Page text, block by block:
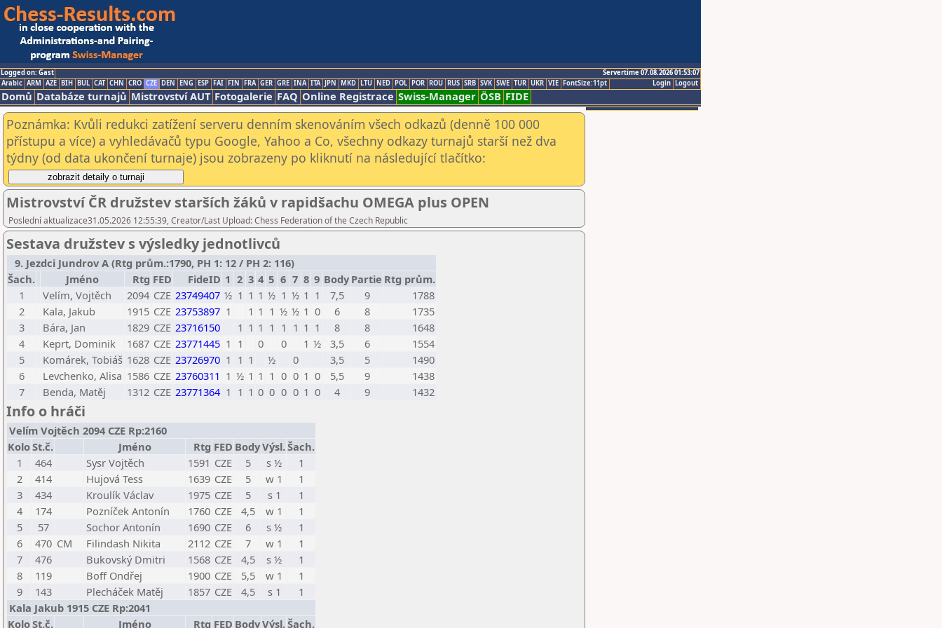
Logged on: Gast
Servertime 07.08.2026 01:53:07
Logout
Login
Arabic ARM AZE BIH BUL CAT CHN CRO CZE DEN ENG ESP FAI FIN FRA GER GRE INA ITA JPN MKD LTU NED POL POR ROU RUS SRB SVK SWE TUR UKR VIE FontSize:11pt
Domů Databáze turnajů Mistrovství AUT Fotogalerie FAQ Online Registrace Swiss-Manager ÖSB FIDE
Poznámka: Kvůli redukci zatížení serveru denním skenováním všech odkazů (denně 100 000
přístupu a více) a vyhledávačů typu Google, Yahoo a Co, všechny odkazy turnajů starší než dva
týdny (od data ukončení turnaje) jsou zobrazeny po kliknutí na následující tlačítko:
Mistrovství ČR družstev starších žáků v rapidšachu OMEGA plus OPEN
Poslední aktualizace31.05.2026 12:55:39, Creator/Last Upload: Chess Federation of the Czech Republic
Sestava družstev s výsledky jednotlivců
9. Jezdci Jundrov A (Rtg prům.:1790, PH 1: 12 / PH 2: 116)
Šach.
Jméno Rtg FED FideID 1 2 3 4 5 6 7 8 9 Body Partie Rtg prům.
1
Velím, Vojtěch 2094 CZE 23749407 ½ 1 1 1 ½ 1 ½ 1 1 7,5 9
1788
2
Kala, Jakub 1915 CZE 23753897 1 1 1 1 ½ ½ 1 0 6 8
1735
3
Bára, Jan 1829 CZE 23716150 1 1 1 1 1 1 1 1 8 8
1648
4
Keprt, Dominik 1687 CZE 23771445 1 1 0 0 1 ½ 3,5 6
1554
5
Komárek, Tobiáš 1628 CZE 23726970 1 1 1 ½ 0 3,5 5
1490
6
Levchenko, Alisa 1586 CZE 23760311 1 ½ 1 1 1 0 0 1 0 5,5 9
1438
7
Benda, Matěj 1312 CZE 23771364 1 1 1 0 0 0 0 1 0 4 9 1432
Info o hráči
Velím Vojtěch 2094 CZE Rp:2160
KoloSt.č. Jméno Rtg FED BodyVýsl.Šach.
1
464 Sysr Vojtěch 1591 CZE 5 s ½
1
2
414 Hujová Tess 1639 CZE 5 w 1
1
3
434 Kroulík Václav 1975 CZE 5 s 1
1
4
174 Pozníček Antonín 1760 CZE 4,5 w 1
1
5
57 Sochor Antonín 1690 CZE 6 s ½
1
6
470 CM Filindash Nikita 2112 CZE 7 w 1
1
7
476 Bukovský Dmitri 1568 CZE 4,5 s ½
1
8
119 Boff Ondřej 1900 CZE 5,5 w 1
1
9
143 Plecháček Matěj 1857 CZE 4,5 s 1
1
Kala Jakub 1915 CZE Rp:2041
KoloSt.č. Jméno Rtg FED BodyVýsl.Šach.